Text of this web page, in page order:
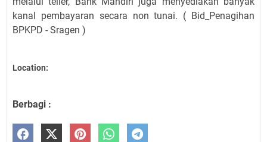
kanal pembayaran secara non tunai. ( Bid_Penagihan
BPKPD - Sragen )
Location:
Berbagi :